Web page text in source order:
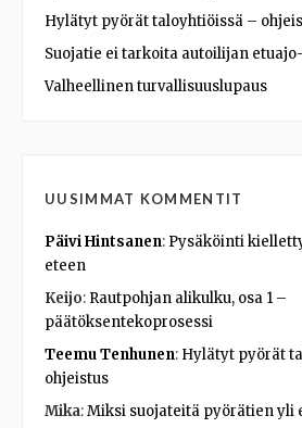
Hylätyt pyörät taloyhtiöissä –
Suojatie ei tarkoita autoilijan
Valheellinen turvallisuuslupaus
UUSIMMAT KOMMENTIT
Päivi Hintsanen: Pysäköinti
eteen
Keijo: Rautpohjan alikulku, osa 1 –
päätöksentekoprosessi
Teemu Tenhunen: Hylätyt pyörät
ohjeistus
Mika:Miksi suojateitä pyörätien yli